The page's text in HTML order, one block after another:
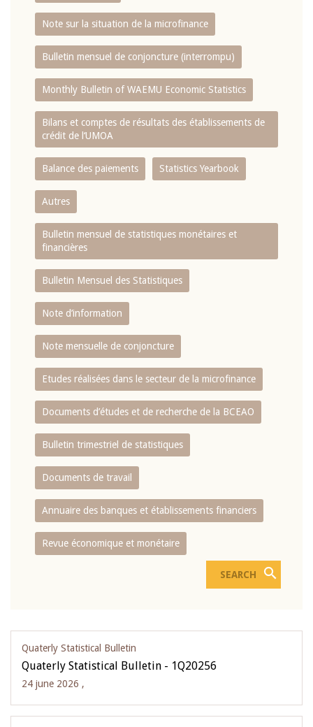
Note sur la situation de la microfinance
Bulletin mensuel de conjoncture (interrompu)
Monthly Bulletin of WAEMU Economic Statistics
Bilans et comptes de résultats des établissements de
crédit de l‘UMOA
Balance des paiements Statistics Yearbook
Autres
Bulletin mensuel de statistiques monétaires et
financières
Bulletin Mensuel des Statistiques
Note d’information
Note mensuelle de conjoncture
Etudes réalisées dans le secteur de la microfinance
Documents d’études et de recherche de la BCEAO
Bulletin trimestriel de statistiques
Documents de travail
Annuaire des banques et établissements financiers
Revue économique et monétaire
Quaterly Statistical Bulletin
Quaterly Statistical Bulletin - 1Q20256
24 june 2026 ,